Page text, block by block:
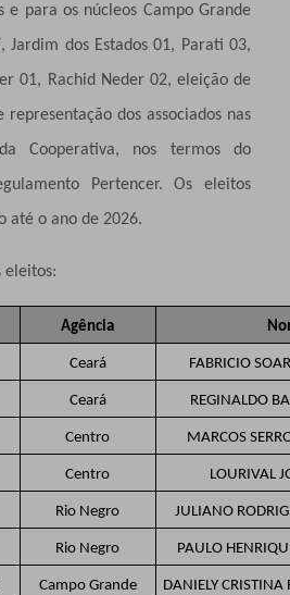
e para os núcleos Campo Grande
Jardim dos Estados 01, Parati 03,
01, Rachid Neder 02, eleição de
representação dos associados nas
Cooperativa, nos termos do
Pertencer. Os eleitos
até o ano de 2026.
eleitos:
Agência
Ceará FABRICIO
Ceará REGINALDO
Centro MARCOS
Centro LOURIVAL
Rio Negro JULIANO
Rio Negro PAULO
Campo Grande DANIELY CRISTINA